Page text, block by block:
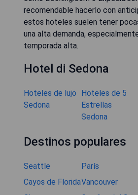
recomendable hacerlo con
estos hoteles suelen tener
una alta demanda,
temporada alta.
Hotel di Sedona
Hoteles de lujo
Sedona
Hoteles de 5
Estrellas
Sedona
Destinos populares
Seattle París
Cayos de FloridaVancouver